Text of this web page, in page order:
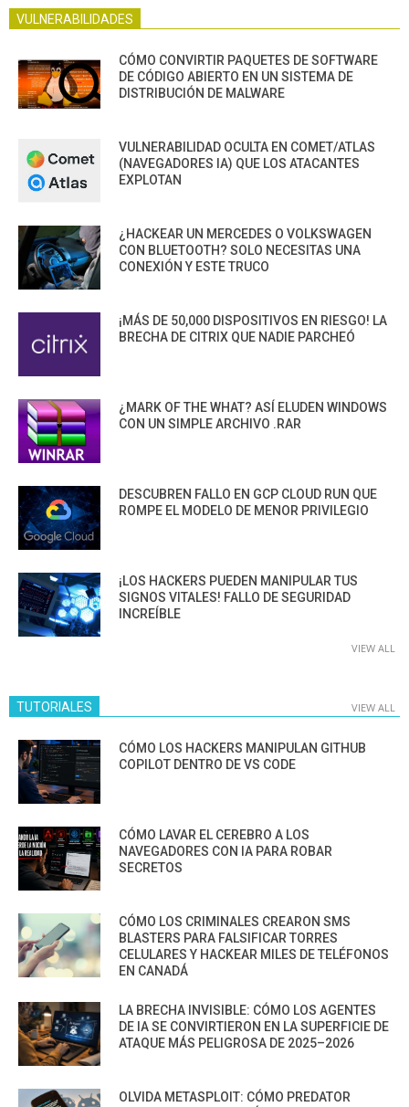
VULNERABILIDADES
CÓMO CONVIRTIR PAQUETES DE SOFTWARE
DE CÓDIGO ABIERTO EN UN SISTEMA DE
DISTRIBUCIÓN DE MALWARE
VULNERABILIDAD OCULTA EN COMET/ATLAS
(NAVEGADORES IA) QUE LOS ATACANTES
EXPLOTAN
¿HACKEAR UN MERCEDES O VOLKSWAGEN
CON BLUETOOTH? SOLO NECESITAS UNA
CONEXIÓN Y ESTE TRUCO
¡MÁS DE 50,000 DISPOSITIVOS EN RIESGO! LA
BRECHA DE CITRIX QUE NADIE PARCHEÓ
¿MARK OF THE WHAT? ASÍ ELUDEN WINDOWS
CON UN SIMPLE ARCHIVO .RAR
DESCUBREN FALLO EN GCP CLOUD RUN QUE
ROMPE EL MODELO DE MENOR PRIVILEGIO
¡LOS HACKERS PUEDEN MANIPULAR TUS
SIGNOS VITALES! FALLO DE SEGURIDAD
INCREÍBLE
VIEW ALL
TUTORIALES VIEW ALL
CÓMO LOS HACKERS MANIPULAN GITHUB
COPILOT DENTRO DE VS CODE
CÓMO LAVAR EL CEREBRO A LOS
NAVEGADORES CON IA PARA ROBAR
SECRETOS
CÓMO LOS CRIMINALES CREARON SMS
BLASTERS PARA FALSIFICAR TORRES
CELULARES Y HACKEAR MILES DE TELÉFONOS
EN CANADÁ
LA BRECHA INVISIBLE: CÓMO LOS AGENTES
DE IA SE CONVIRTIERON EN LA SUPERFICIE DE
ATAQUE MÁS PELIGROSA DE 2025–2026
OLVIDA METASPLOIT: CÓMO PREDATOR